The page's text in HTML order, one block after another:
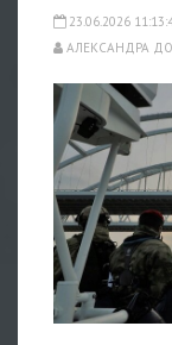
23.06.2026
АЛЕКСАНДРА